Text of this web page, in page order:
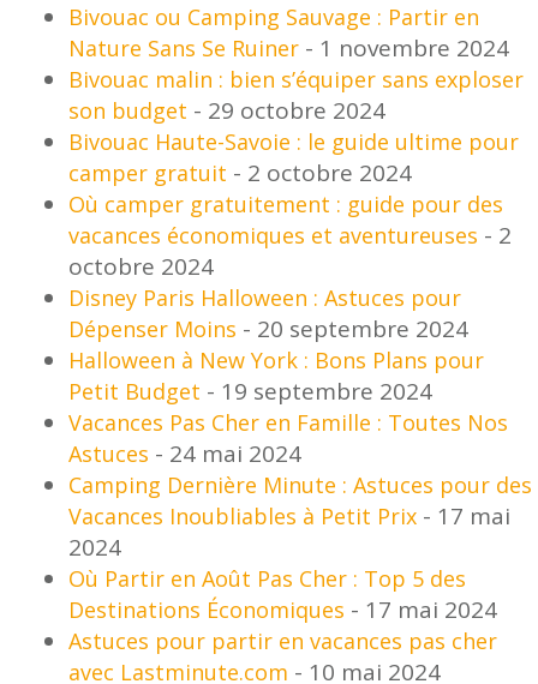
Bivouac ou Camping Sauvage : Partir en
Nature Sans Se Ruiner - 1 novembre 2024
Bivouac malin : bien s’équiper sans exploser
son budget - 29 octobre 2024
Bivouac Haute-Savoie : le guide ultime pour
camper gratuit - 2 octobre 2024
Où camper gratuitement : guide pour des
vacances économiques et aventureuses - 2
octobre 2024
Disney Paris Halloween : Astuces pour
Dépenser Moins - 20 septembre 2024
Halloween à New York : Bons Plans pour
Petit Budget - 19 septembre 2024
Vacances Pas Cher en Famille : Toutes Nos
Astuces - 24 mai 2024
Camping Dernière Minute : Astuces pour des
Vacances Inoubliables à Petit Prix - 17 mai
2024
Où Partir en Août Pas Cher : Top 5 des
Destinations Économiques - 17 mai 2024
Astuces pour partir en vacances pas cher
avec Lastminute.com - 10 mai 2024